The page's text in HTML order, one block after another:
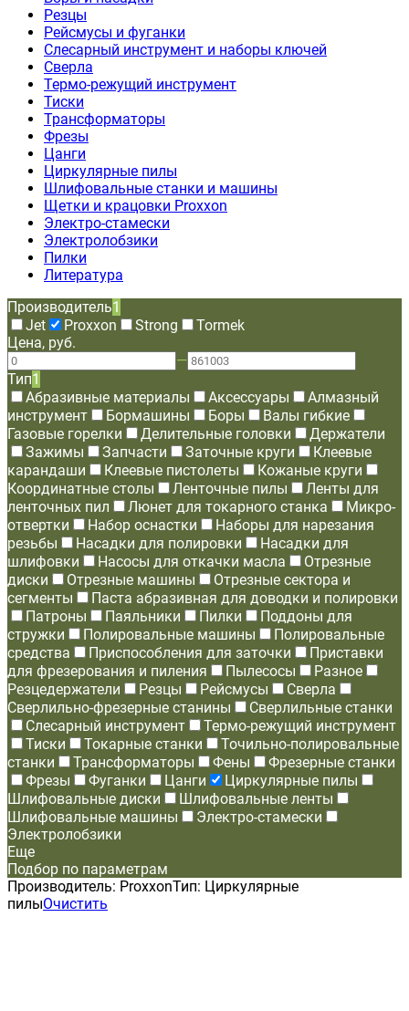
Резцы
Рейсмусы и фуганки
Слесарный инструмент и наборы ключей
Сверла
Термо-режущий инструмент
Тиски
Трансформаторы
Фрезы
Цанги
Циркулярные пилы
Шлифовальные станки и машины
Щетки и крацовки Proxxon
Электро-стамески
Электролобзики
Пилки
Литература
Производитель1
Jet
Proxxon Strong
Tormek
Цена, руб.
—
Тип1
Абразивные материалы
Аксессуары
Алмазный
инструмент
Бормашины Боры
Валы гибкие
Газовые горелки
Делительные головки
Держатели
Зажимы
Запчасти Заточные круги
Клеевые
карандаши
Клеевые пистолеты
Кожаные круги
Координатные столы
Ленточные пилы
Ленты для
ленточных пил
Люнет для токарного станка
Микро-
отвертки
Набор оснастки
Наборы для нарезания
резьбы
Насадки для полировки
Насадки для
шлифовки
Насосы для откачки масла
Отрезные
диски
Отрезные машины
Отрезные сектора и
сегменты
Паста абразивная для доводки и полировки
Патроны
Паяльники Пилки
Поддоны для
стружки
Полировальные машины
Полировальные
средства
Приспособления для заточки
Приставки
для фрезерования и пиления
Пылесосы
Разное
Резцедержатели
Резцы Рейсмусы
Сверла
Сверлильно-фрезерные станины
Сверлильные станки
Слесарный инструмент
Термо-режущий инструмент
Тиски
Токарные станки
Точильно-полировальные
станки
Трансформаторы Фены
Фрезерные станки
Фрезы
Фуганки Цанги
Циркулярные пилы
Шлифовальные диски
Шлифовальные ленты
Шлифовальные машины
Электро-стамески
Электролобзики
Еще
Подбор по параметрам
Производитель: ProxxonТип: Циркулярные
пилыОчистить